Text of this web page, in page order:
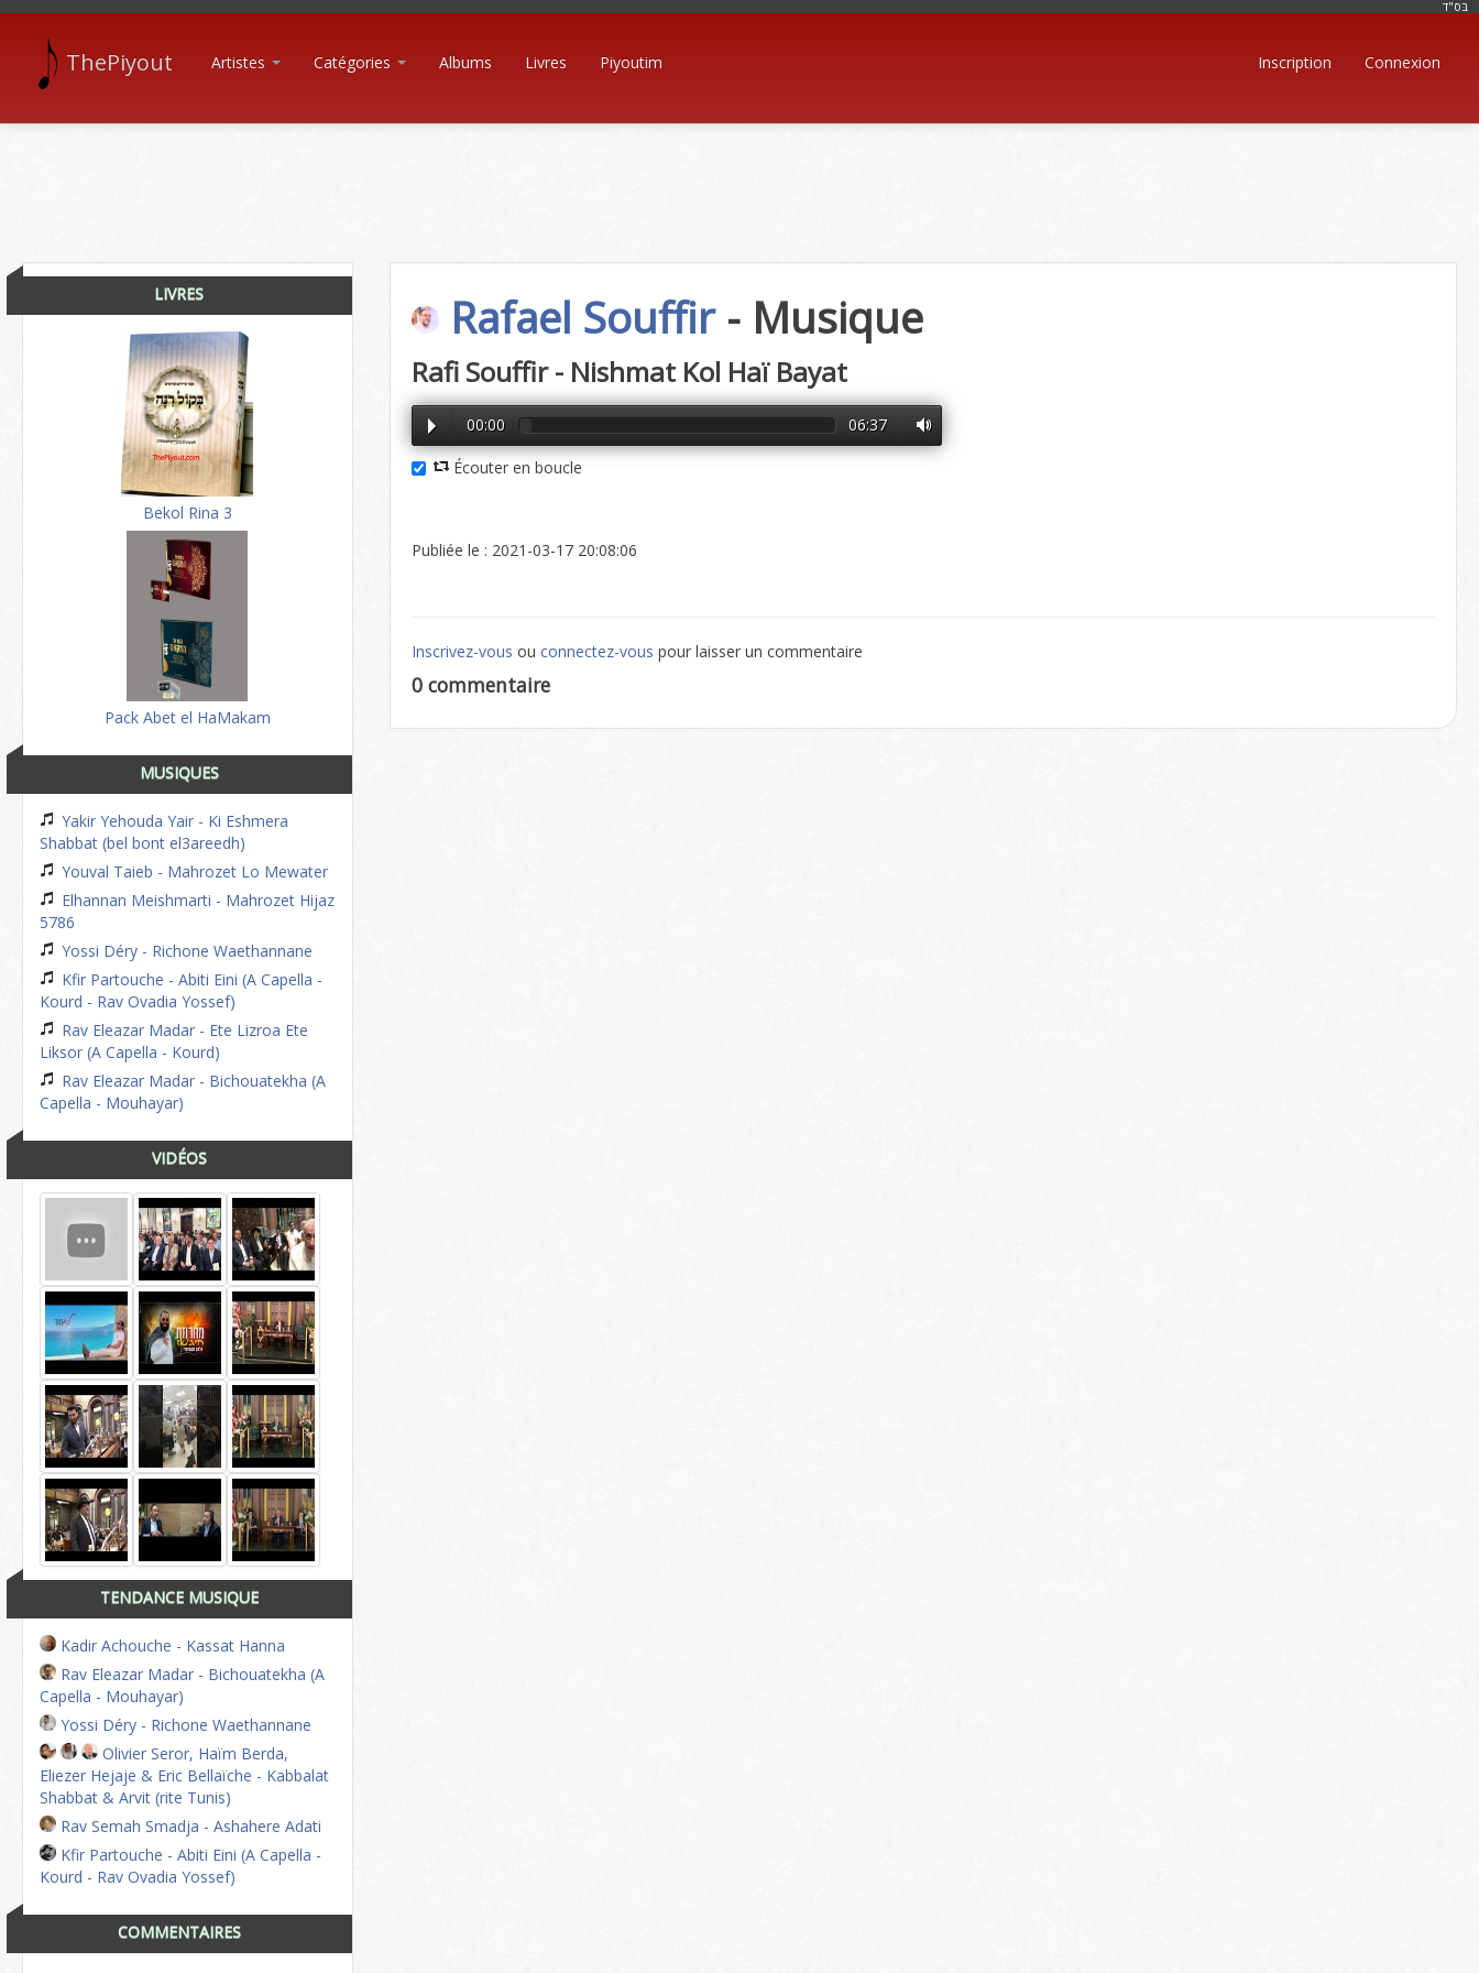
בּס"ד
ThePiyout Artistes Catégories Albums Livres Piyoutim Inscription Connexion
LIVRES
Bekol Rina 3
Pack Abet el HaMakam
MUSIQUES
Yakir Yehouda Yair - Ki Eshmera
Shabbat (bel bont el3areedh)
Youval Taieb - Mahrozet Lo Mewater
Elhannan Meishmarti - Mahrozet Hijaz
5786
Yossi Déry - Richone Waethannane
Kfir Partouche - Abiti Eini (A Capella -
Kourd - Rav Ovadia Yossef)
Rav Eleazar Madar - Ete Lizroa Ete
Liksor (A Capella - Kourd)
Rav Eleazar Madar - Bichouatekha (A
Capella - Mouhayar)
VIDÉOS
TENDANCE MUSIQUE
Kadir Achouche - Kassat Hanna
Rav Eleazar Madar - Bichouatekha (A
Capella - Mouhayar)
Yossi Déry - Richone Waethannane
Olivier Seror, Haïm Berda,
Eliezer Hejaje & Eric Bellaïche - Kabbalat
Shabbat & Arvit (rite Tunis)
Rav Semah Smadja - Ashahere Adati
Kfir Partouche - Abiti Eini (A Capella -
Kourd - Rav Ovadia Yossef)
COMMENTAIRES
Rafael Souffir - Musique
Rafi Souffir - Nishmat Kol Haï Bayat
00:00 06:37
Écouter en boucle
Publiée le : 2021-03-17 20:08:06
Inscrivez-vous ouconnectez-vous pour laisser un commentaire
0 commentaire